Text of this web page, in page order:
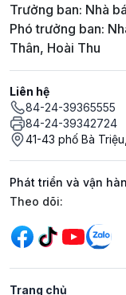
Trưởng ban: Nhà
Phó trưởng ban:
Thân, Hoài Thu
Liên hệ
84-24-39365555
84-24-39342724
41-43 phố Bà
Phát triển và vận
Mạng xã hội
Theo dõi:
Trang chủ